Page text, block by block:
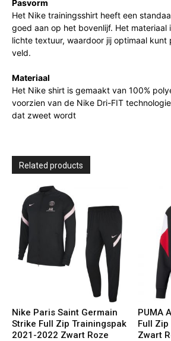
Pasvorm
Het Nike trainingsshirt heeft een
goed aan op het bovenlijf. Het materiaal
lichte textuur, waardoor jij optimaal kunt
veld.
Materiaal
Het Nike shirt is gemaakt van 100%
voorzien van de Nike Dri-FIT
dat zweet wordt
Related products
Nike Paris Saint Germain
Strike Full Zip Trainingspak
2021-2022 Zwart Roze
PUMA
Full
Zwart